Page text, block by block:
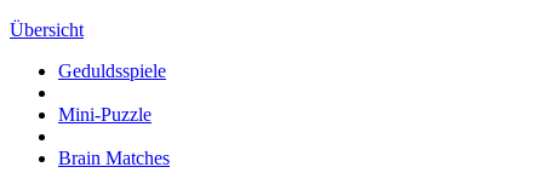
Übersicht
Geduldsspiele
Mini-Puzzle
Brain Matches